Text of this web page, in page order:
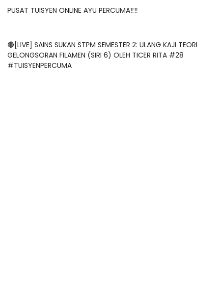
PUSAT TUISYEN ONLINE AYU PERCUMA‼️‼️
🔴[LIVE] SAINS SUKAN STPM SEMESTER 2: ULANG KAJI TEORI
GELONGSORAN FILAMEN (SIRI 6) OLEH TICER RITA #28
#TUISYENPERCUMA